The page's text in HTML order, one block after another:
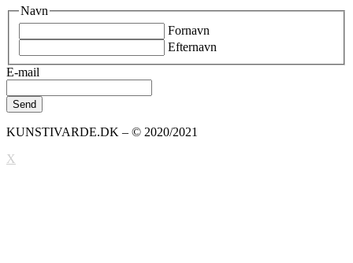
Navn
Fornavn
Efternavn
E-mail
KUNSTIVARDE.DK – © 2020/2021
X